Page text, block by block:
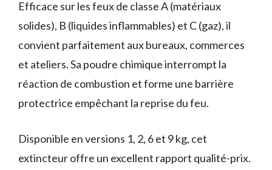
Efficace sur les feux de classe A (matériaux
solides), B (liquides inflammables) et C (gaz), il
convient parfaitement aux bureaux, commerces
et ateliers. Sa poudre chimique interrompt la
réaction de combustion et forme une barrière
protectrice empêchant la reprise du feu.
Disponible en versions 1, 2, 6 et 9 kg, cet
extincteur offre un excellent rapport qualité-prix.